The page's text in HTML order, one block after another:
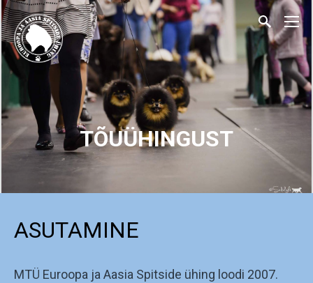
TÕUÜHINGUST
ASUTAMINE
MTÜ Euroopa ja Aasia Spitside ühing loodi 2007.